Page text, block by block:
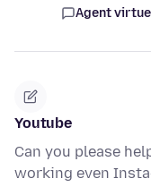
Agent
Youtube
Can you please
working even